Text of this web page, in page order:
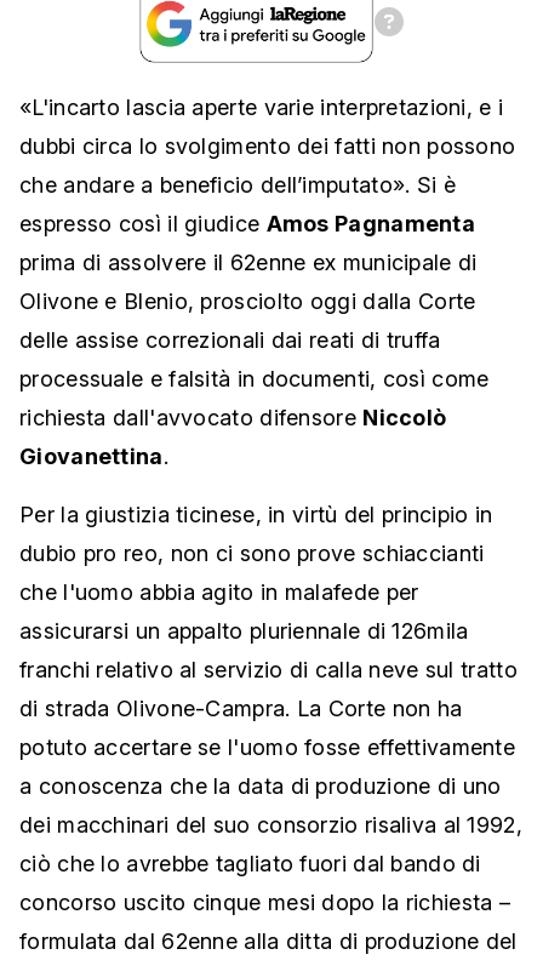
«L'incarto lascia aperte varie interpretazioni, e i
dubbi circa lo svolgimento dei fatti non possono
che andare a beneficio dell’imputato». Si è
espresso così il giudice Amos Pagnamenta
prima di assolvere il 62enne ex municipale di
Olivone e Blenio, prosciolto oggi dalla Corte
delle assise correzionali dai reati di truffa
processuale e falsità in documenti, così come
richiesta dall'avvocato difensore Niccolò
Giovanettina.
Per la giustizia ticinese, in virtù del principio in
dubio pro reo, non ci sono prove schiaccianti
che l'uomo abbia agito in malafede per
assicurarsi un appalto pluriennale di 126mila
franchi relativo al servizio di calla neve sul tratto
di strada Olivone-Campra. La Corte non ha
potuto accertare se l'uomo fosse effettivamente
a conoscenza che la data di produzione di uno
dei macchinari del suo consorzio risaliva al 1992,
ciò che lo avrebbe tagliato fuori dal bando di
concorso uscito cinque mesi dopo la richiesta –
formulata dal 62enne alla ditta di produzione del